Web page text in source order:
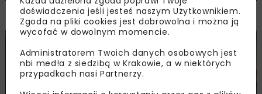
NOVDROG 2026
doświadczenia jeśli jesteś naszym Użytkownikiem.
Zgoda na pliki cookies jest dobrowolna i można ją
wycofać w dowolnym momencie.
Administratorem Twoich danych osobowych jest
nbi med!a z siedzibą w Krakowie, a w niektórych
przypadkach nasi Partnerzy.